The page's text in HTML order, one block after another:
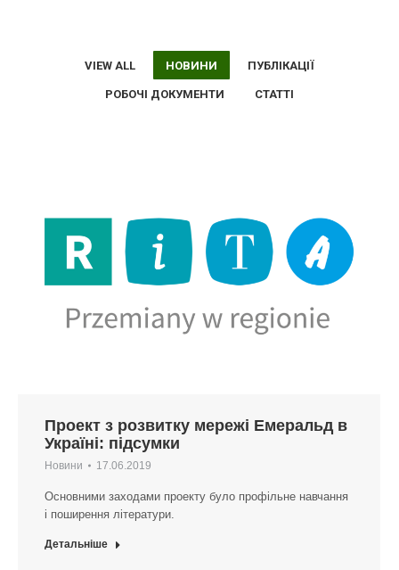
VIEW ALL НОВИНИ ПУБЛІКАЦІЇ
РОБОЧІ ДОКУМЕНТИ СТАТТІ
Проект з розвитку мережі Емеральд в
Україні: підсумки
Новини 17.06.2019
Основними заходами проекту було профільне навчання
і поширення літератури.
Детальніше